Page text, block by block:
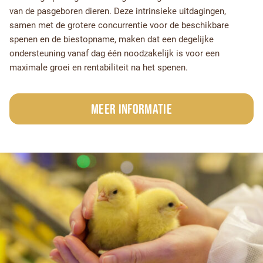
van de pasgeboren dieren. Deze intrinsieke uitdagingen,
samen met de grotere concurrentie voor de beschikbare
spenen en de biestopname, maken dat een degelijke
ondersteuning vanaf dag één noodzakelijk is voor een
maximale groei en rentabiliteit na het spenen.
Meer informatie